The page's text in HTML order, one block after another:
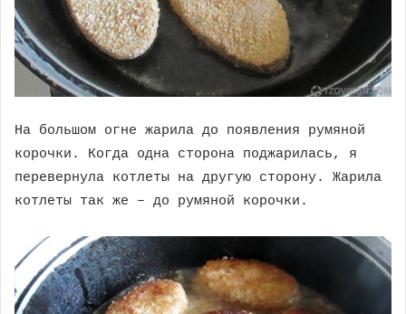
На большом огне жарила до появления румяной
корочки. Когда одна сторона поджарилась, я
перевернула котлеты на другую сторону. Жарила
котлеты так же – до румяной корочки.